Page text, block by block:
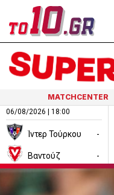
MATCHCENTER
06/08/2026 | 18:00
Ίντερ Τούρκου -
Βαντούζ -